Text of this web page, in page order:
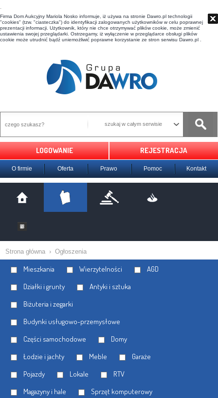
t
Firma Dom Aukcyjny Mariola Nosko informuje, iż używa na stronie Dawro.pl technologii
"cookies" (tzw. "ciasteczka") do identyfikacji zalogowanych użytkowników w celu poprawnej
prezentacji informacji. Użytkownik, który nie chce otrzymywać plików cookie, może zmienić
ustawienia swojej przeglądarki. Ostrzegamy, iż wyłączenie w przeglądarce obsługi plików
cookie może utrudnić bądź uniemożliwić poprawne korzystanie ze stron serwisu Dawro.pl .
szukaj w całym serwisie
LOGOWANIE REJESTRACJA
O firmie Oferta Prawo Pomoc Kontakt
Strona główna › Ogłoszenia
Mieszkania Wierzytelności
AGD
Działki i grunty
Antyki i sztuka
Biżuteria i zegarki
Budynki usługowo-przemysłowe
Części samochodowe
Domy
Łodzie i jachty
Meble
Garaże
Pojazdy
Lokale
RTV
Magazyny i hale
Sprzęt komputerowy